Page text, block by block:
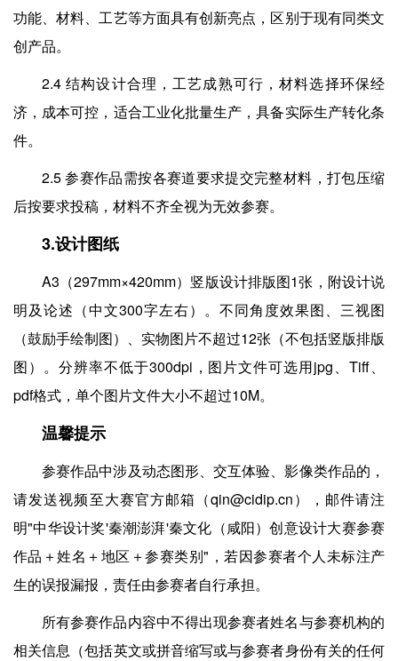
功能、材料、工艺等方面具有创新亮点，区别于现有同类文
创产品。
2.4 结构设计合理，工艺成熟可行，材料选择环保经
济，成本可控，适合工业化批量生产，具备实际生产转化条
件。
2.5 参赛作品需按各赛道要求提交完整材料，打包压缩
后按要求投稿，材料不齐全视为无效参赛。
3.设计图纸
A3（297mm×420mm）竖版设计排版图1张，附设计说
明及论述（中文300字左右）。不同角度效果图、三视图
（鼓励手绘制图）、实物图片不超过12张（不包括竖版排版
图）。分辨率不低于300dpi，图片文件可选用jpg、Tiff、
pdf格式，单个图片文件大小不超过10M。
温馨提示
参赛作品中涉及动态图形、交互体验、影像类作品的，
请发送视频至大赛官方邮箱（qin@cidip.cn），邮件请注
明"中华设计奖'秦潮澎湃'秦文化（咸阳）创意设计大赛参赛
作品＋姓名＋地区＋参赛类别"，若因参赛者个人未标注产
生的误报漏报，责任由参赛者自行承担。
所有参赛作品内容中不得出现参赛者姓名与参赛机构的
相关信息（包括英文或拼音缩写或与参赛者身份有关的任何